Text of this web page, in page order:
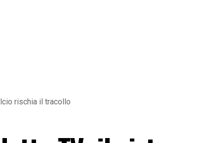
rischia il tracollo